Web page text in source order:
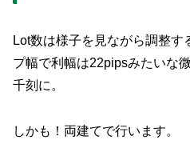
Lot数は様子を見ながら調整
プ幅で利幅は22pipsみたいな
千刻に。
しかも！両建てで行います。